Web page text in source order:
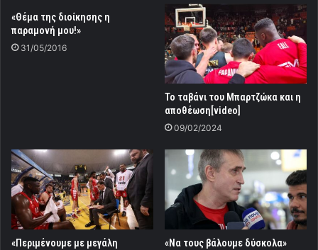
«Θέμα της διοίκησης η
παραμονή μου!»
31/05/2016
Το ταβάνι του Μπαρτζώκα και η
αποθέωση[video]
09/02/2024
«Περιμένουμε με μεγάλη
«Να τους βάλουμε δύσκολα»